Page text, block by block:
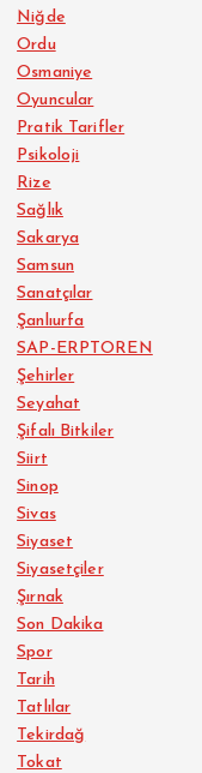
Niğde
Ordu
Osmaniye
Oyuncular
Pratik Tarifler
Psikoloji
Rize
Sağlık
Sakarya
Samsun
Sanatçılar
Şanlıurfa
SAP-ERPTOREN
Şehirler
Seyahat
Şifalı Bitkiler
Siirt
Sinop
Sivas
Siyaset
Siyasetçiler
Şırnak
Son Dakika
Spor
Tarih
Tatlılar
Tekirdağ
Tokat